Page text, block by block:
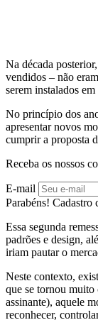
Na década
vendidos – não
serem instalados
No princípio dos
apresentar novos
cumprir a proposta
Receba os nossos
E-mail
Parabéns! Cadastro
Essa segunda
padrões e design,
iriam pautar o
Neste contexto,
que se tornou
assinante), aquele
reconhecer,